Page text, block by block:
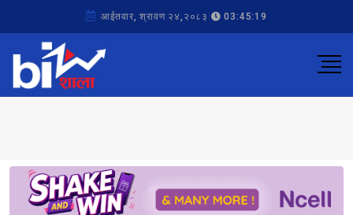
आईतवार, श्रावण २४,२०८३ 03:45:19